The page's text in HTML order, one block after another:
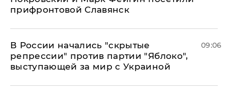
прифронтовой Славянск
В России начались "скрытые
репрессии" против партии "Яблоко",
выступающей за мир с Украиной
09:06